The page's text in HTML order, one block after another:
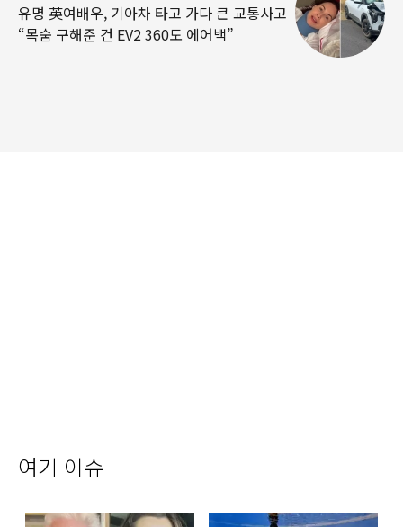
유명 英여배우, 기아차 타고 가다 큰 교통사고
“목숨 구해준 건 EV2 360도 에어백”
여기 이슈